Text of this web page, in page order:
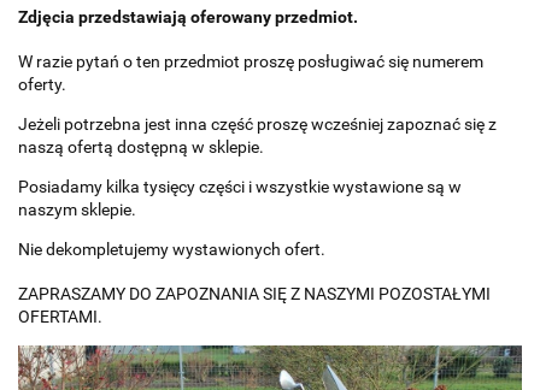
Zdjęcia przedstawiają oferowany przedmiot.
W razie pytań o ten przedmiot proszę posługiwać się numerem
oferty.
Jeżeli potrzebna jest inna część proszę wcześniej zapoznać się z
naszą ofertą dostępną w sklepie.
Posiadamy kilka tysięcy części i wszystkie wystawione są w
naszym sklepie.
Nie dekompletujemy wystawionych ofert.
ZAPRASZAMY DO ZAPOZNANIA SIĘ Z NASZYMI POZOSTAŁYMI
OFERTAMI.